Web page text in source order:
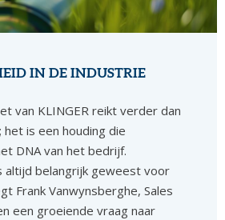
IN DE INDUSTRIE
van KLINGER reikt verder dan
het is een houding die
DNA van het bedrijf.
altijd belangrijk geweest voor
Frank Vanwynsberghe, Sales
een groeiende vraag naar